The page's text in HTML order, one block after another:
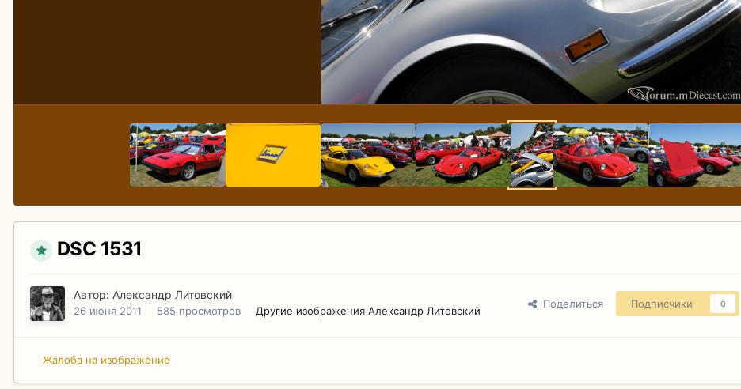
DSC 1531
Автор: Александр Литовский
26 июня 2011 585 просмотров Другие изображения Александр Литовский
Поделиться Подписчики 0
Жалоба на изображение